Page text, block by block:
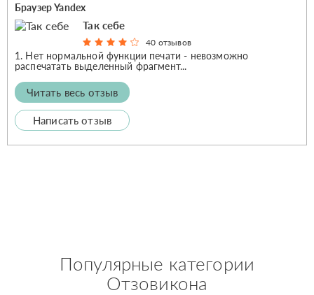
Браузер Yandex
Так себе
40 отзывов
1. Нет нормальной функции печати - невозможно
распечатать выделенный фрагмент...
Читать весь отзыв
Написать отзыв
Популярные категории
Отзовикона